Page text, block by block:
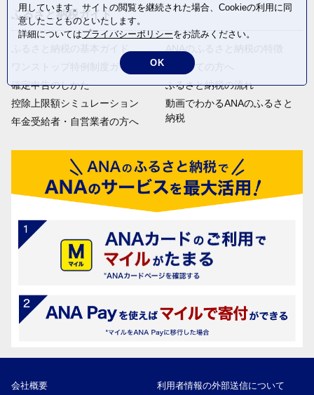
ふるさと納税ガイド
ふるさと納税の基本ガイド
ワンストップ特例制度ガイド
確定申告のしかた
控除上限額シミュレーション
年金受給者・自営業者の方へ
ANAのふるさと納税の特徴
はじめての方へ
ふるさと納税の流れ
動画でわかるANAのふるさと
納税
会社概要 利用者情報の外部送信について
用しています。サイトの閲覧を継続された場合、Cookieの利用に同
意したことものといたします。
詳細についてはプライバシーポリシーをお読みください。
OK